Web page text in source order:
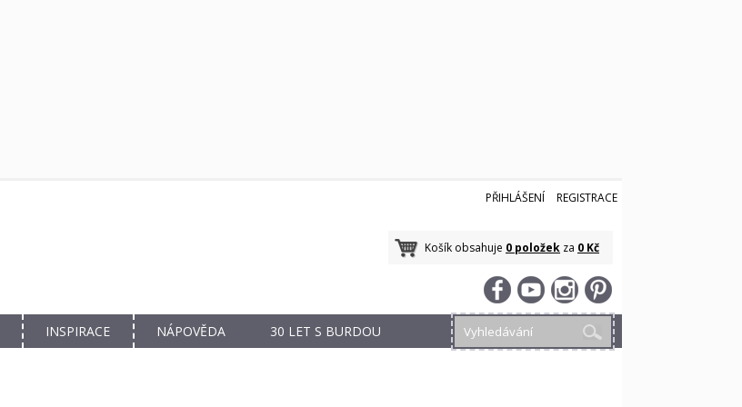
PŘIHLÁŠENÍ REGISTRACE
Košík obsahuje 0 položek za 0 Kč
INSPIRACE NÁPOVĚDA 30 LET S BURDOU